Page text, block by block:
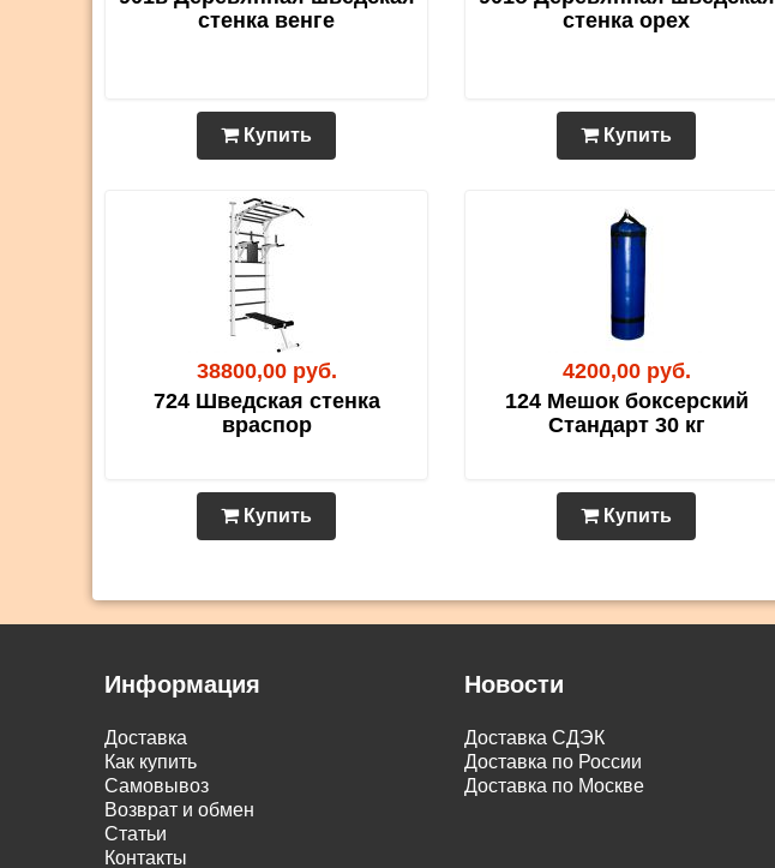
стенка венге
Купить
стенка орех
Купить
38800,00 руб.
724 Шведская стенка
враспор
Купить
4200,00 руб.
124 Мешок боксерский
Стандарт 30 кг
Купить
Информация
Доставка
Как купить
Самовывоз
Возврат и обмен
Статьи
Контакты
Новости
Доставка СДЭК
Доставка по России
Доставка по Москве